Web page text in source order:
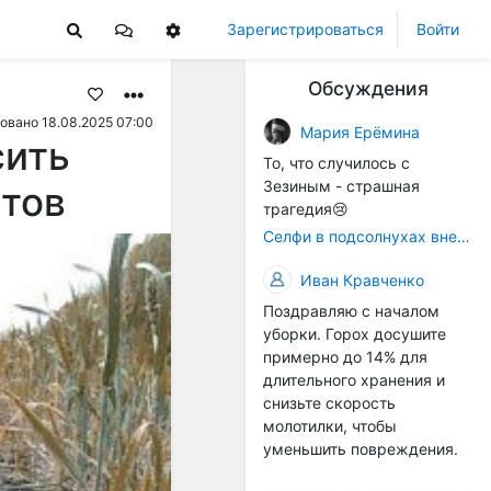
Зарегистрироваться Войти
18.08.2025 07:00
Обсуждения
Мария Ерёмина
То, что случилось с
Зезиным - страшная
трагедия😢
Селфи в подсолнухах вне закона: За проникновение на сельхозземли без разрешения хотят штрафовать
Иван Кравченко
Поздравляю с началом
уборки. Горох досушите
примерно до 14% для
длительного хранения и
снизьте скорость
молотилки, чтобы
уменьшить повреждения.